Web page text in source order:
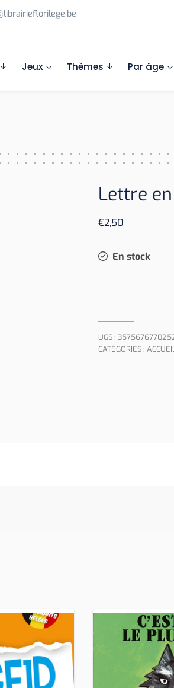
Jeux Thèmes Par âge
Lettre
€2,50
En stock
UGS :
CATÉGORIES :